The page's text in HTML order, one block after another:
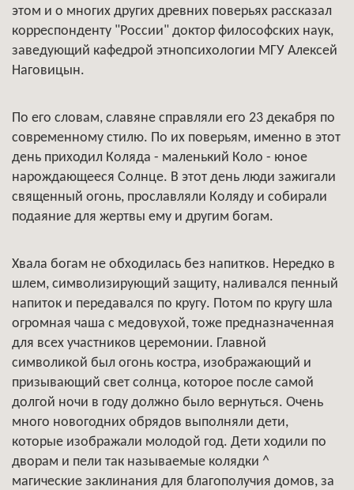
этом и о многих других древних поверьях рассказал
корреспонденту "России" доктор философских наук,
заведующий кафедрой этнопсихологии МГУ Алексей
Наговицын.
По его словам, славяне справляли его 23 декабря по
современному стилю. По их поверьям, именно в этот
день приходил Коляда - маленький Коло - юное
нарождающееся Солнце. В этот день люди зажигали
священный огонь, прославляли Коляду и собирали
подаяние для жертвы ему и другим богам.
Хвала богам не обходилась без напитков. Нередко в
шлем, символизирующий защиту, наливался пенный
напиток и передавался по кругу. Потом по кругу шла
огромная чаша с медовухой, тоже предназначенная
для всех участников церемонии. Главной
символикой был огонь костра, изображающий и
призывающий свет солнца, которое после самой
долгой ночи в году должно было вернуться. Очень
много новогодних обрядов выполняли дети,
которые изображали молодой год. Дети ходили по
дворам и пели так называемые колядки ^
магические заклинания для благополучия домов, за